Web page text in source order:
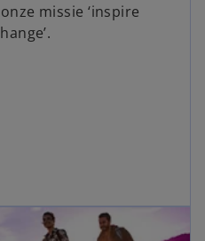
missie ‘inspire